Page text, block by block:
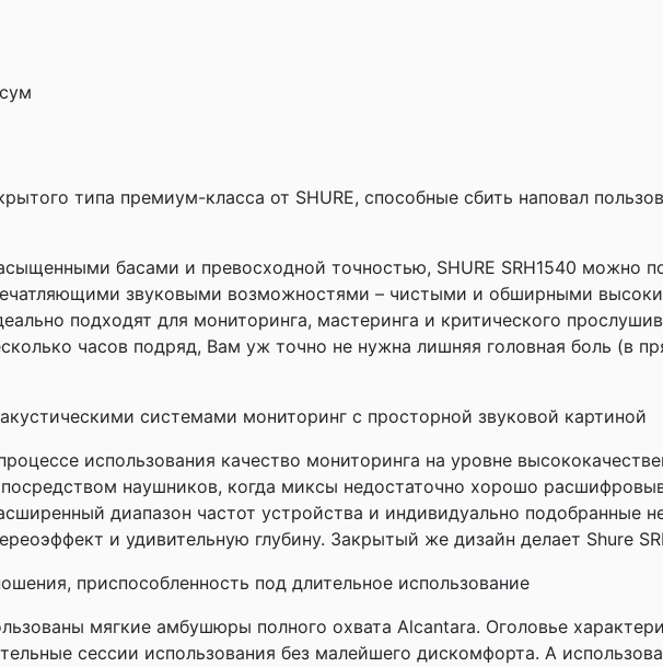
типа премиум-класса от SHURE, способные сбить наповал
басами и превосходной точностью, SHURE SRH1540 можно
звуковыми возможностями – чистыми и обширными
подходят для мониторинга, мастеринга и критического
часов подряд, Вам уж точно не нужна лишняя головная боль (в
системами мониторинг с просторной звуковой картиной
использования качество мониторинга на уровне
наушников, когда миксы недостаточно хорошо
диапазон частот устройства и индивидуально подобранные
и удивительную глубину. Закрытый же дизайн делает Shure
приспособленность под длительное использование
мягкие амбушюры полного охвата Alcantara. Оголовье
сессии использования без малейшего дискомфорта. А